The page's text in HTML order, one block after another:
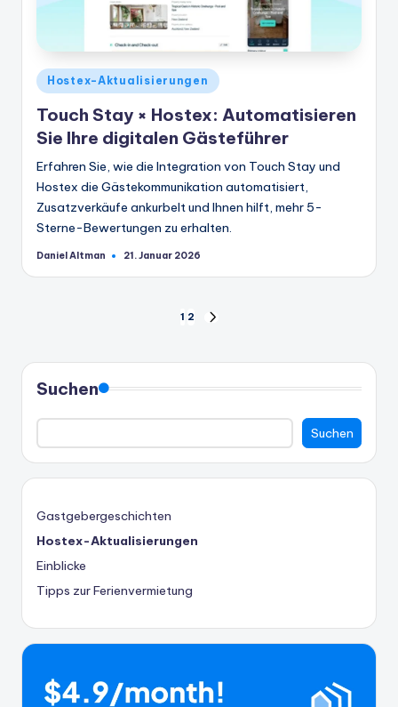
Veröffentlicht
in
Hostex-Aktualisierungen
Touch Stay × Hostex: Automatisieren
Sie Ihre digitalen Gästeführer
Erfahren Sie, wie die Integration von Touch Stay und
Hostex die Gästekommunikation automatisiert,
Zusatzverkäufe ankurbelt und Ihnen hilft, mehr 5-
Sterne-Bewertungen zu erhalten.
Geschrieben
Daniel Altman 21. Januar 2026
Seitennummerierung
der
Beiträge
1 2
Suchen
Suchen
Gastgebergeschichten
Hostex-Aktualisierungen
Einblicke
Tipps zur Ferienvermietung